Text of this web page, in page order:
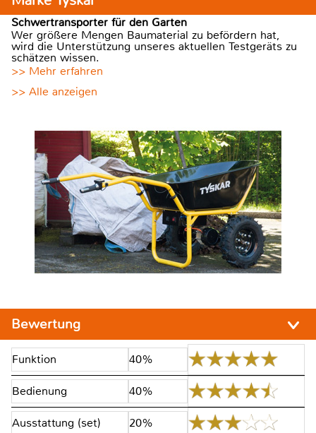
Schwertransporter für den Garten
Wer größere Mengen Baumaterial zu befördern hat,
wird die Unterstützung unseres aktuellen Testgeräts zu
schätzen wissen.
>> Mehr erfahren
>> Alle anzeigen
Bewertung
Funktion 40%
Bedienung 40%
Ausstattung (set) 20%